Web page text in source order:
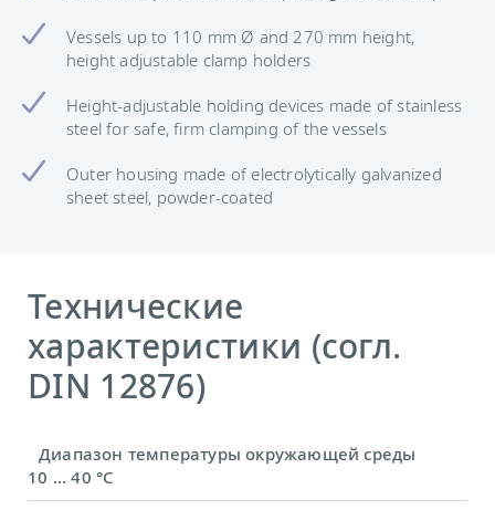
Vessels up to 110 mm Ø and 270 mm height,
height adjustable clamp holders
Height-adjustable holding devices made of stainless
steel for safe, firm clamping of the vessels
Outer housing made of electrolytically galvanized
sheet steel, powder-coated
Технические
характеристики (согл.
DIN 12876)
Диапазон температуры окружающей среды
10 ... 40 °C